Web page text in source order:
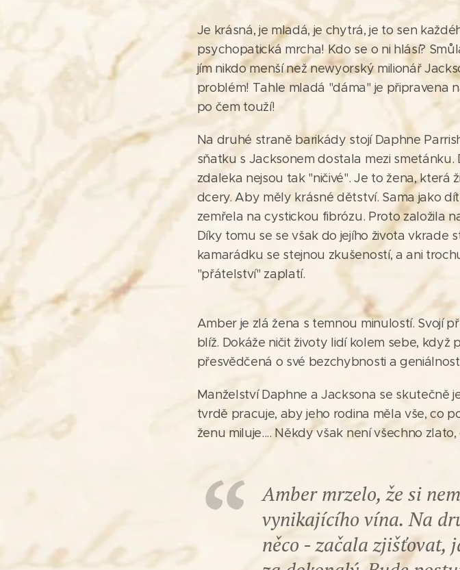
Je krásná, je mladá, je chytrá, je to sen
psychopatická mrcha! Kdo se o ni hlásí?
jím nikdo menší než newyorský milionář
problém! Tahle mladá "dáma" je připravena
po čem touží!
Na druhé straně barikády stojí Daphne
sňatku s Jacksonem dostala mezi
zdaleka nejsou tak "ničivé". Je to žena,
dcery. Aby měly krásné dětství. Sama jako
zemřela na cystickou fibrózu. Proto založila
Díky tomu se se však do jejího života vkrade
kamarádku se stejnou zkušeností, a ani
"přátelství" zaplatí.
Amber je zlá žena s temnou minulostí. Svojí
blíž. Dokáže ničit životy lidí kolem sebe,
přesvědčená o své bezchybnosti a
Manželství Daphne a Jacksona se skutečně
tvrdě pracuje, aby jeho rodina měla vše, co
ženu miluje.... Někdy však není všechno
Amber mrzelo, že si
vynikajícího vína. Na
něco - začala zjišťovat,